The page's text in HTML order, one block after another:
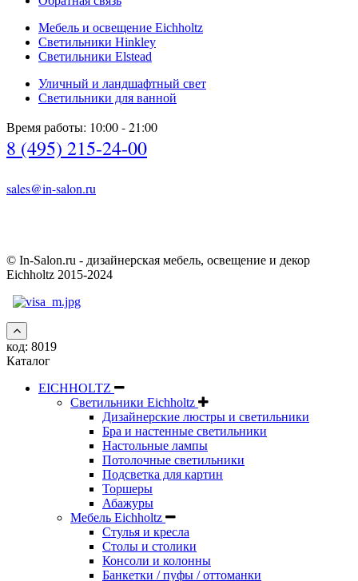
Мебель и освещение Eichholtz
Светильники Hinkley
Светильники Elstead
Уличный и ландшафтный свет
Светильники для ванной
Время работы: 10:00 - 21:00
8 (495) 215-24-00
sales@in-salon.ru
© In-Salon.ru - дизайнерская мебель, освещение и декор
Eichholtz 2015-2024
код: 8019
Каталог
EICHHOLTZ
Светильники Eichholtz
Дизайнерские люстры и светильники
Бра и настенные светильники
Настольные лампы
Потолочные светильники
Подсветка для картин
Торшеры
Абажуры
Мебель Eichholtz
Стулья и кресла
Столы и столики
Консоли и колонны
Банкетки / пуфы / оттоманки